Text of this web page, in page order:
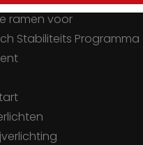
ramen voor
Stabiliteits Programma